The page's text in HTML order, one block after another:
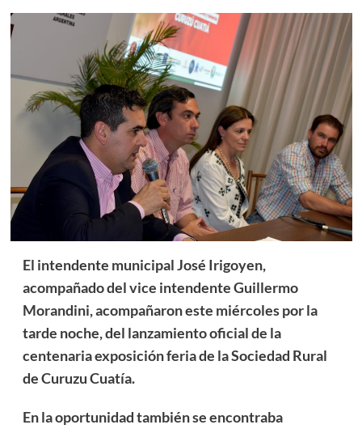
El intendente municipal José Irigoyen,
acompañado del vice intendente Guillermo
Morandini, acompañaron este miércoles por la
tarde noche, del lanzamiento oficial de la
centenaria exposición feria de la Sociedad Rural
de Curuzu Cuatía.
En la oportunidad también se encontraba